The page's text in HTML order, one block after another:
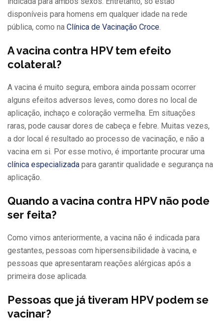
disponíveis para homens em qualquer idade na rede
pública, como na Clínica de Vacinação Croce.
A vacina contra HPV tem efeito
colateral?
A vacina é muito segura, embora ainda possam ocorrer
alguns efeitos adversos leves, como dores no local de
aplicação, inchaço e coloração vermelha. Em situações
raras, pode causar dores de cabeça e febre. Muitas vezes,
a dor local é resultado ao processo de vacinação, e não a
vacina em si. Por esse motivo, é importante procurar uma
clínica especializada para garantir qualidade e segurança na
aplicação.
Quando a vacina contra HPV não pode
ser feita?
Como vimos anteriormente, a vacina não é indicada para
gestantes, pessoas com hipersensibilidade à vacina, e
pessoas que apresentaram reações alérgicas após a
primeira dose aplicada.
Pessoas que já tiveram HPV podem se
vacinar?